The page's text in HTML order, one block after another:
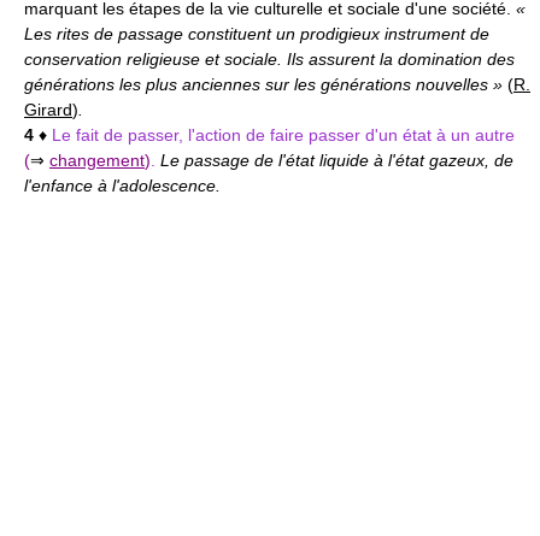
marquant les étapes de la vie culturelle et sociale d'une société. «
Les rites de passage constituent un prodigieux instrument de
conservation religieuse et sociale. Ils assurent la domination des
générations les plus anciennes sur les générations nouvelles » (R.
Girard)
4 ♦ Le fait de passer, l'action de faire passer d'un état à un autre
(⇒ changement) Le passage de l'état liquide à l'état gazeux, de
l'enfance à l'adolescence.